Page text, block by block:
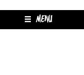
MENU